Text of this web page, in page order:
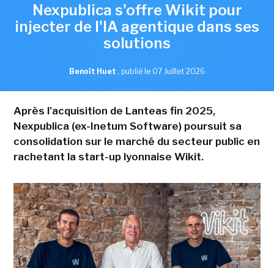
Nexpublica s'offre Wikit pour
injecter de l'IA agentique dans ses
solutions
Benoît Huet , publié le 07 Juillet 2026
Après l'acquisition de Lanteas fin 2025,
Nexpublica (ex-Inetum Software) poursuit sa
consolidation sur le marché du secteur public en
rachetant la start-up lyonnaise Wikit.